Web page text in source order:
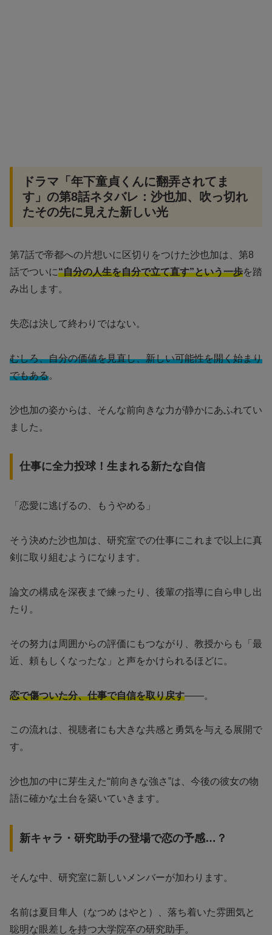
ドラマ「年下童貞くんに翻弄されてま
す」の第8話ネタバレ：沙也加、吹っ切れ
たその先に見えた新しい光
第7話で帝都への片想いに区切りをつけた沙也加は、第8
話でついに“自分の人生を自分で立て直す”という一歩を踏
み出します。
失恋は決して終わりではない。
むしろ、自分の価値を見直し、新しい可能性を開く始まり
でもある。
沙也加の姿からは、そんな前向きな力が静かにあふれてい
ました。
仕事に全力投球！生まれる新たな自信
「恋愛に逃げるの、もうやめる」
そう決めた沙也加は、研究室での仕事にこれまで以上に真
剣に取り組むようになります。
論文の構成を深夜まで練ったり、後輩の指導に自ら申し出
たり。
その努力は周囲からの評価にもつながり、教授からも「最
近、頼もしくなったな」と声をかけられるほどに。
恋で傷ついた分、仕事で自信を取り戻す――。
この流れは、視聴者にも大きな共感と勇気を与える展開で
す。
沙也加の中に芽生えた“前向きな強さ”は、今後の彼女の物
語に確かな土台を築いていきます。
新キャラ・研究助手の登場で恋の予感…？
そんな中、研究室に新しいメンバーが加わります。
名前は夏目隼人（なつめ はやと）、落ち着いた雰囲気と
聡明な眼差しを持つ大学院卒の研究助手。